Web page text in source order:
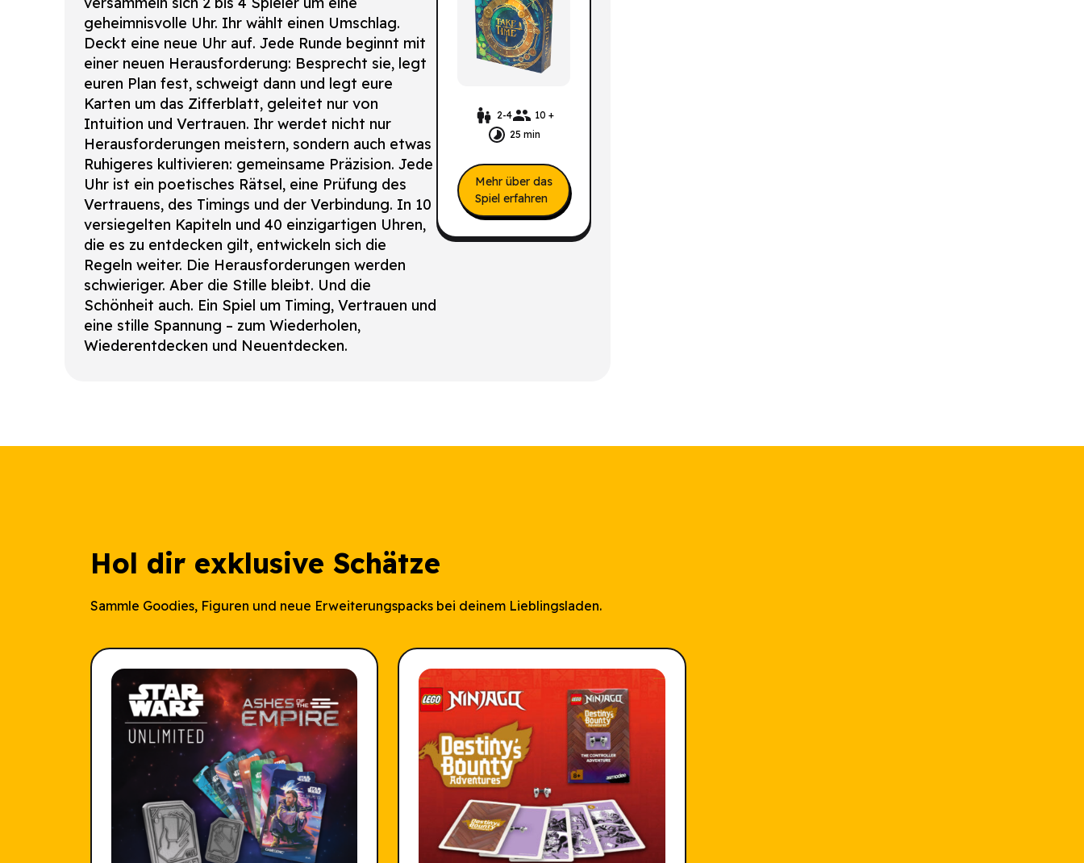
2-4
10 +
25 min
Mehr über das
Spiel erfahren
geheimnisvolle Uhr. Ihr wählt einen Umschlag.
Deckt eine neue Uhr auf. Jede Runde beginnt mit
einer neuen Herausforderung: Besprecht sie, legt
euren Plan fest, schweigt dann und legt eure
Karten um das Zifferblatt, geleitet nur von
Intuition und Vertrauen. Ihr werdet nicht nur
Herausforderungen meistern, sondern auch etwas
Ruhigeres kultivieren: gemeinsame Präzision. Jede
Uhr ist ein poetisches Rätsel, eine Prüfung des
Vertrauens, des Timings und der Verbindung. In 10
versiegelten Kapiteln und 40 einzigartigen Uhren,
die es zu entdecken gilt, entwickeln sich die
Regeln weiter. Die Herausforderungen werden
schwieriger. Aber die Stille bleibt. Und die
Schönheit auch. Ein Spiel um Timing, Vertrauen und
eine stille Spannung – zum Wiederholen,
Wiederentdecken und Neuentdecken.
Hol dir exklusive Schätze
Sammle Goodies, Figuren und neue Erweiterungspacks bei deinem Lieblingsladen.